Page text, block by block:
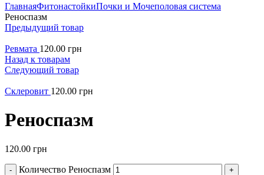
ГлавнаяФитонастойкиПочки и Мочеполовая система
Реноспазм
Предыдущий товар
Ревмата 120.00 грн
Назад к товарам
Следующий товар
Склеровит 120.00 грн
Реноспазм
120.00 грн
Количество Реноспазм